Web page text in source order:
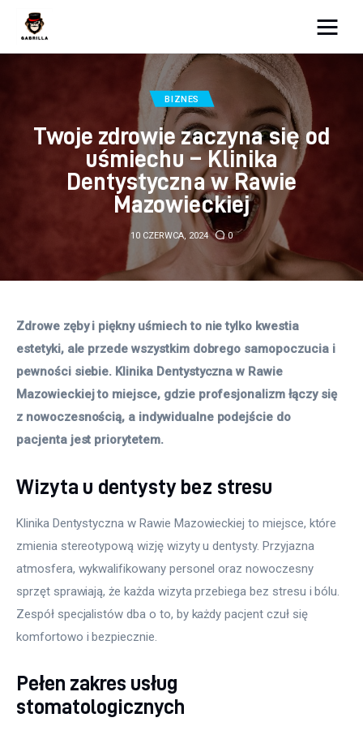
Kunchnia i kulinaria
Zdrowie
Więcej
BIZNES
Twoje zdrowie zaczyna się od
uśmiechu – Klinika
Dentystyczna w Rawie
Mazowieckiej
10 CZERWCA, 2024 0
Zdrowe zęby i piękny uśmiech to nie tylko kwestia
estetyki, ale przede wszystkim dobrego samopoczucia i
pewności siebie. Klinika Dentystyczna w Rawie
Mazowieckiej to miejsce, gdzie profesjonalizm łączy się
z nowoczesnością, a indywidualne podejście do
pacjenta jest priorytetem.
Wizyta u dentysty bez stresu
Klinika Dentystyczna w Rawie Mazowieckiej to miejsce, które
zmienia stereotypową wizję wizyty u dentysty. Przyjazna
atmosfera, wykwalifikowany personel oraz nowoczesny
sprzęt sprawiają, że każda wizyta przebiega bez stresu i bólu.
Zespół specjalistów dba o to, by każdy pacjent czuł się
komfortowo i bezpiecznie.
Pełen zakres usług
stomatologicznych